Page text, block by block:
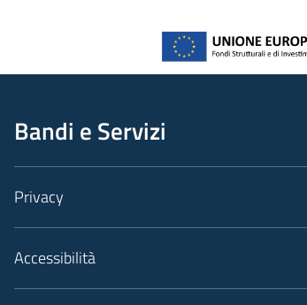
Bandi e Servizi
Privacy
Accessibilità